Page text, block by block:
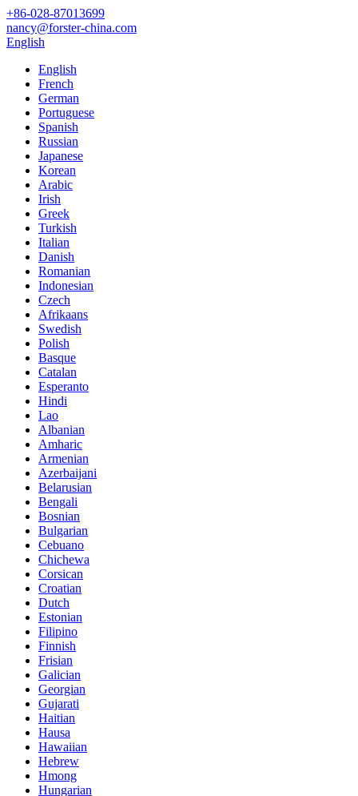
+86-028-87013699
nancy@forster-china.com
English
English
French
German
Portuguese
Spanish
Russian
Japanese
Korean
Arabic
Irish
Greek
Turkish
Italian
Danish
Romanian
Indonesian
Czech
Afrikaans
Swedish
Polish
Basque
Catalan
Esperanto
Hindi
Lao
Albanian
Amharic
Armenian
Azerbaijani
Belarusian
Bengali
Bosnian
Bulgarian
Cebuano
Chichewa
Corsican
Croatian
Dutch
Estonian
Filipino
Finnish
Frisian
Galician
Georgian
Gujarati
Haitian
Hausa
Hawaiian
Hebrew
Hmong
Hungarian